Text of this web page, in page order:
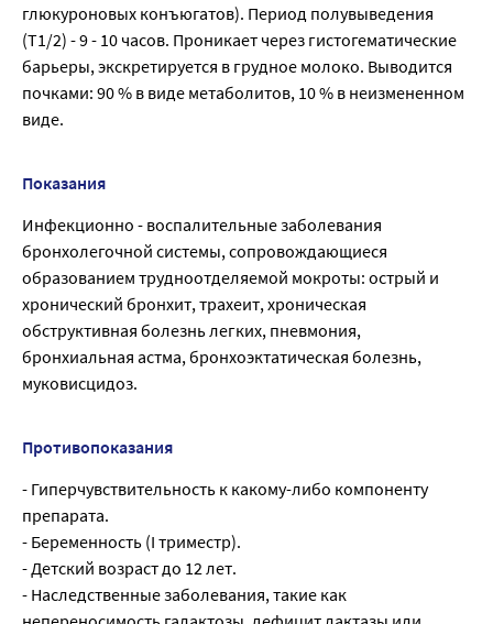
глюкуроновых конъюгатов). Период полувыведения
(Т1/2) - 9 - 10 часов. Проникает через гистогематические
барьеры, экскретируется в грудное молоко. Выводится
почками: 90 % в виде метаболитов, 10 % в неизмененном
виде.
Показания
Инфекционно - воспалительные заболевания
бронхолегочной системы, сопровождающиеся
образованием трудноотделяемой мокроты: острый и
хронический бронхит, трахеит, хроническая
обструктивная болезнь легких, пневмония,
бронхиальная астма, бронхоэктатическая болезнь,
муковисцидоз.
Противопоказания
- Гиперчувствительность к какому-либо компоненту
препарата.
- Беременность (I триместр).
- Детский возраст до 12 лет.
- Наследственные заболевания, такие как